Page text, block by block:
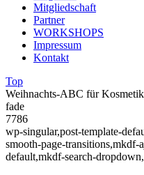
Mitgliedschaft
Partner
WORKSHOPS
Impressum
Kontakt
Top
Weihnachts-ABC für
fade
7786
wp-singular,post-template-
smooth-page-
default,mkdf-search-